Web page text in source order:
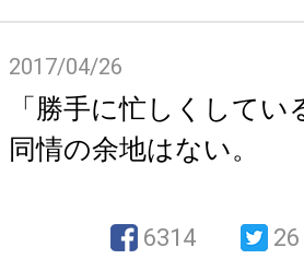
2017/04/26
「勝手に忙しくして
同情の余地はない。
6314 26